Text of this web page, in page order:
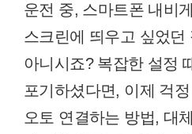
운전 중, 스마트폰 내비
스크린에 띄우고 싶었던
아니시죠? 복잡한 설정
포기하셨다면, 이제 걱정
오토 연결하는 방법, 대